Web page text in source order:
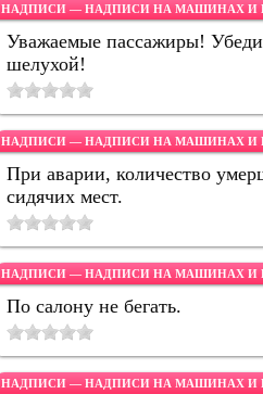
НАДПИСИ — НАДПИСИ НА МАШИНАХ И
Уважаемые пассажиры!
шелухой!
НАДПИСИ — НАДПИСИ НА МАШИНАХ И
При аварии, количество
сидячих мест.
НАДПИСИ — НАДПИСИ НА МАШИНАХ И
По салону не бегать.
НАДПИСИ — НАДПИСИ НА МАШИНАХ И